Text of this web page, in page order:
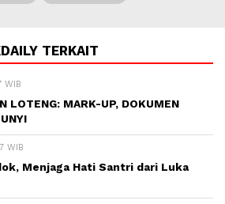
TERKAIT
WIB
LOTENG: MARK-UP, DOKUMEN
WIB
Menjaga Hati Santri dari Luka